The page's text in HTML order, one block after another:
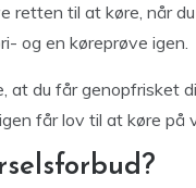
retten til at køre, når
og en køreprøve igen.
at du får genopfrisket
får lov til at køre på